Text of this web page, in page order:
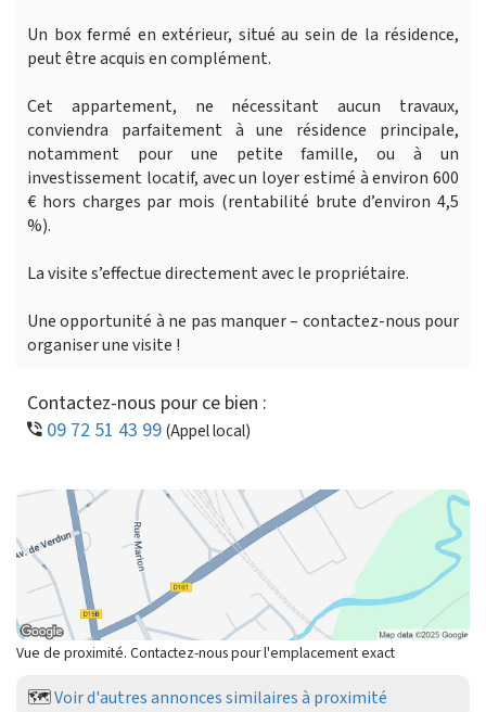
Un box fermé en extérieur, situé au sein de la résidence,
peut être acquis en complément.
Cet appartement, ne nécessitant aucun travaux,
conviendra parfaitement à une résidence principale,
notamment pour une petite famille, ou à un
investissement locatif, avec un loyer estimé à environ 600
€ hors charges par mois (rentabilité brute d’environ 4,5
%).
La visite s’effectue directement avec le propriétaire.
Une opportunité à ne pas manquer – contactez-nous pour
organiser une visite !
Contactez-nous pour ce bien :
09 72 51 43 99(Appel local)
Vue de proximité. Contactez-nous pour l'emplacement exact
🗺️Voir d'autres annonces similaires à proximité